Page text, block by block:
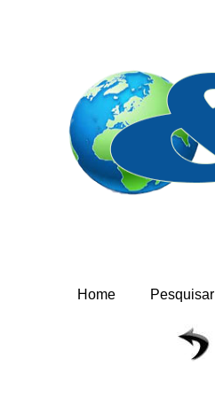
Home
Pesquisar